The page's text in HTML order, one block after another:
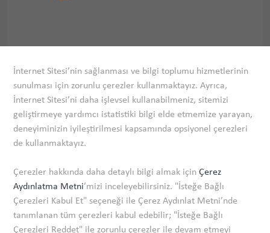
Our company is an Elder Member
Sustainability
Information Center
Media Center
İnternet Sitesi’nin sağlanması ve bilgi toplumu hizmetlerinin
sunulması için zorunlu çerezler kullanmaktayız. Ayrıca,
İnternet Sitesi’ni daha işlevsel kullanabilmeniz, sitemizi
geliştirmeye yardımcı istatistiki bilgi elde etmemize yarayan,
deneyiminizin iyileştirilmesi kapsamında opsiyonel çerezleri
de kullanmaktayız.
Çerezler hakkında daha detaylı bilgi almak içinÇerez
Aydınlatma Metni’mizi inceleyebilirsiniz. "İsteğe Bağlı
Çerezleri Kabul Et" seçeneği ile Çerez Aydınlat Metni’nde
tanımlanan tüm çerezleri kabul edebilir; "İsteğe Bağlı
Çerezleri Reddet" ile zorunlu çerezler ile devam etmeyi